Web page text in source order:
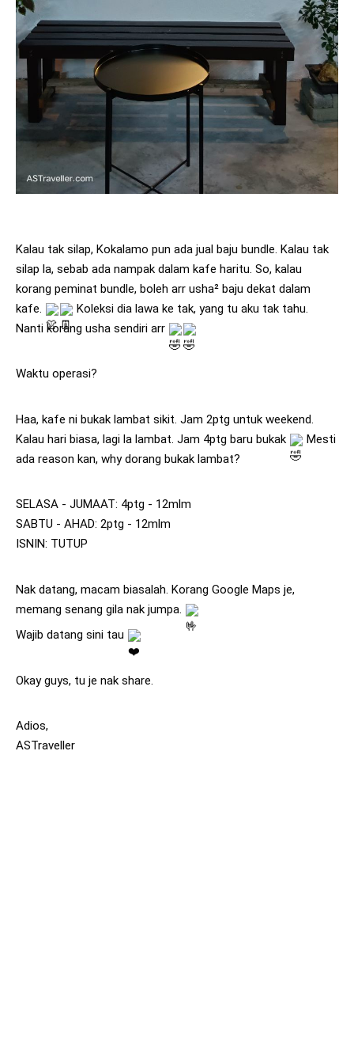
Kalau tak silap, Kokalamo pun ada jual baju bundle. Kalau tak
silap la, sebab ada nampak dalam kafe haritu. So, kalau
korang peminat bundle, boleh arr usha² baju dekat dalam
kafe.
Koleksi dia lawa ke tak, yang tu aku tak tahu.
Nanti korang usha sendiri arr
Waktu operasi?
Haa, kafe ni bukak lambat sikit. Jam 2ptg untuk weekend.
Kalau hari biasa, lagi la lambat. Jam 4ptg baru bukak
Mesti
ada reason kan, why dorang bukak lambat?
SELASA - JUMAAT: 4ptg - 12mlm
SABTU - AHAD: 2ptg - 12mlm
ISNIN: TUTUP
Nak datang, macam biasalah. Korang Google Maps je,
memang senang gila nak jumpa.
Wajib datang sini tau
Okay guys, tu je nak share.
Adios,
ASTraveller